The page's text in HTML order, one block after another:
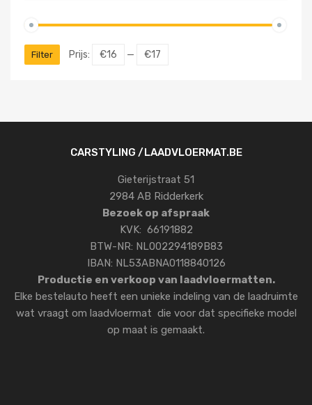
Filter Prijs: €16 — €17
CARSTYLING /LAADVLOERMAT.BE
Gieterijstraat 51
2984 AB Ridderkerk
Bezoek op afspraak
KVK: 66191882
BTW-NR: NL002294189B83
IBAN: NL53ABNA0118840126
Productie en verkoop van laadvloermatten.
Elke bestelauto heeft een unieke indeling van de laadruimte
wat vraagt om laadvloermat die voor dat specifieke model
op maat is gemaakt.